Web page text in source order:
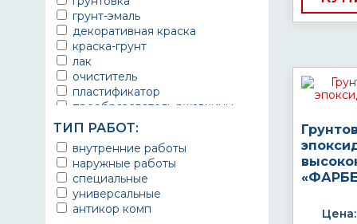
грунт-эмаль
декоративная краска
краска-грунт
лак
очиститель
пластификатор
преобразователь ржавчины
эмаль
Краска
Покрытие
грунт эмаль
защитное покрытие
ТИП РАБОТ:
внутренние работы
наружные работы
специальные
универсальные
антикор комп
Цена: